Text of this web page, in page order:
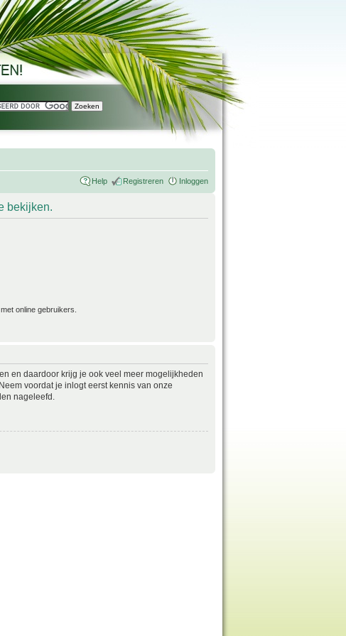
Help Registreren Inloggen
bekijken.
online gebruikers.
en daardoor krijg je ook veel meer mogelijkheden
voordat je inlogt eerst kennis van onze
nageleefd.